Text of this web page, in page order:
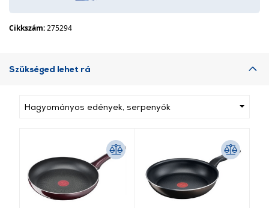
Cikkszám:275294
Szükséged lehet rá
Hagyományos edények, serpenyők